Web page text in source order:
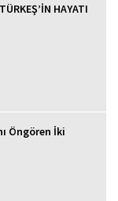
HAYATI
Öngören İki